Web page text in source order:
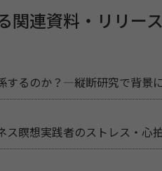
関連資料・リリース
するのか？―縦断研究で背景
ス瞑想実践者のストレス・心